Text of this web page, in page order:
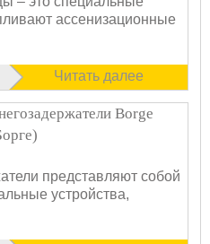
ассенизационные
Читать далее
Borge
представляют собой
устройства,